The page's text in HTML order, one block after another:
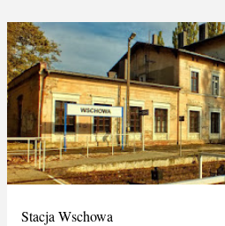
Stacja Wschowa